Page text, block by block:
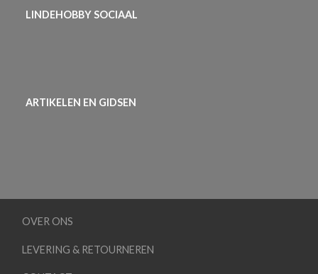
LINDEHOBBY SOCIAAL
ARTIKELEN EN GIDSEN
OVER ONS
LEVERING & RETOURNEREN